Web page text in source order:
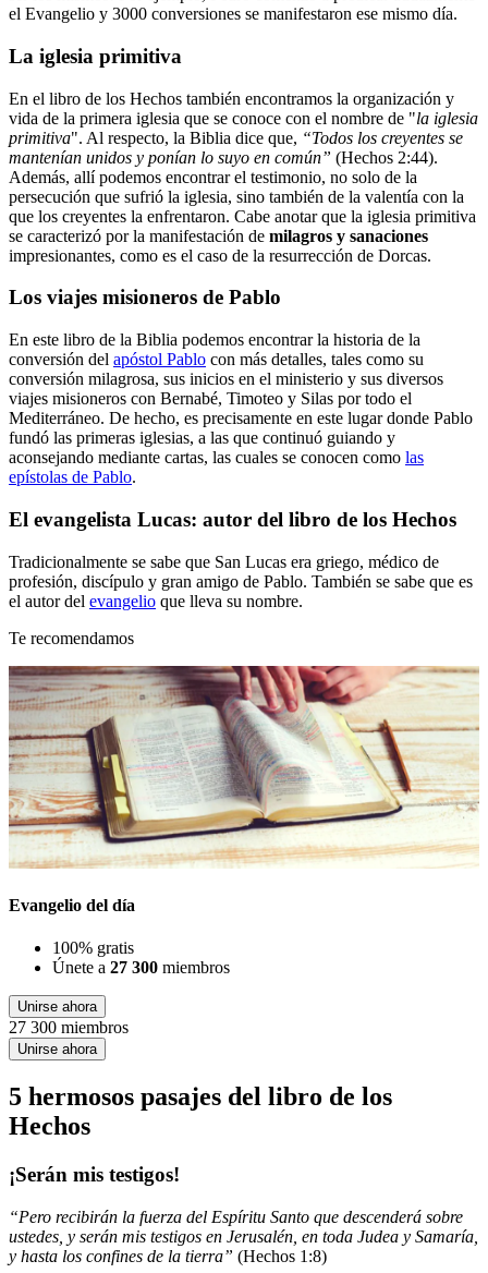
el Evangelio y 3000 conversiones se manifestaron ese mismo día.
La iglesia primitiva
En el libro de los Hechos también encontramos la organización y
vida de la primera iglesia que se conoce con el nombre de "la iglesia
primitiva". Al respecto, la Biblia dice que, “Todos los creyentes se
mantenían unidos y ponían lo suyo en común” (Hechos 2:44).
Además, allí podemos encontrar el testimonio, no solo de la
persecución que sufrió la iglesia, sino también de la valentía con la
que los creyentes la enfrentaron. Cabe anotar que la iglesia primitiva
se caracterizó por la manifestación de milagros y sanaciones
impresionantes, como es el caso de la resurrección de Dorcas.
Los viajes misioneros de Pablo
En este libro de la Biblia podemos encontrar la historia de la
conversión del apóstol Pablo con más detalles, tales como su
conversión milagrosa, sus inicios en el ministerio y sus diversos
viajes misioneros con Bernabé, Timoteo y Silas por todo el
Mediterráneo. De hecho, es precisamente en este lugar donde Pablo
fundó las primeras iglesias, a las que continuó guiando y
aconsejando mediante cartas, las cuales se conocen como las
epístolas de Pablo.
El evangelista Lucas: autor del libro de los Hechos
Tradicionalmente se sabe que San Lucas era griego, médico de
profesión, discípulo y gran amigo de Pablo. También se sabe que es
el autor del evangelio que lleva su nombre.
Te recomendamos
Evangelio del día
100% gratis
Únete a 27 300 miembros
Unirse ahora
27 300 miembros
Unirse ahora
5 hermosos pasajes del libro de los
Hechos
¡Serán mis testigos!
“Pero recibirán la fuerza del Espíritu Santo que descenderá sobre
ustedes, y serán mis testigos en Jerusalén, en toda Judea y Samaría,
y hasta los confines de la tierra” (Hechos 1:8)